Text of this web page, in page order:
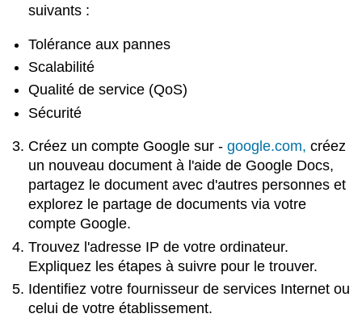
suivants :
Tolérance aux pannes
Scalabilité
Qualité de service (QoS)
Sécurité
Créez un compte Google sur -google.com, créez
un nouveau document à l'aide de Google Docs,
partagez le document avec d'autres personnes et
explorez le partage de documents via votre
compte Google.
Trouvez l'adresse IP de votre ordinateur.
Expliquez les étapes à suivre pour le trouver.
Identifiez votre fournisseur de services Internet ou
celui de votre établissement.